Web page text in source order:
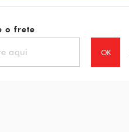
o frete
OK